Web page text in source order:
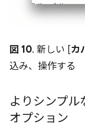
図 10. 新しい [カ
込み、操作する
よりシンプル
オプション